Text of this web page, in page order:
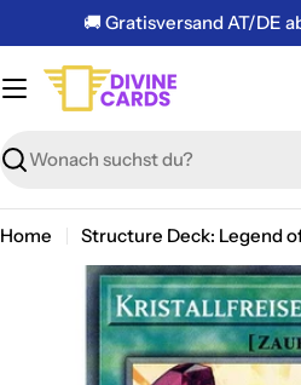
Inhalt
springen
🚚 Gratisversand AT/DE
Suchen
Home Structure Deck: Legend